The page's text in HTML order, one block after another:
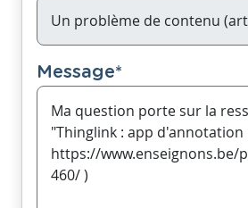
Message*